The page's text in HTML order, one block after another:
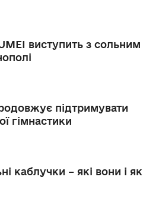
виступить з сольним
підтримувати
гімнастики
каблучки – які вони і як